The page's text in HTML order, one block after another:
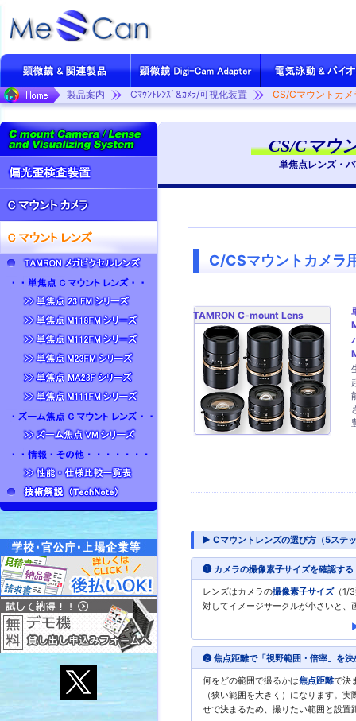
製品案内 Cﾏｳﾝﾄﾚﾝｽﾞ&ｶﾒﾗ/可視化装置 CS/Cマウントカ
CS/Cマウ
単焦点レンズ・
C/CSマウントカメラ
TAMRON C-mount Lens
▶ Cマウントレンズの選び方（5ステ
❶ カメラの撮像素子サイズを確認する
レンズはカメラの撮像素子サイズ（1/
対してイメージサークルが小さいと
❷ 焦点距離で「視野範囲・倍率」を決
何をどの範囲で撮るかは焦点距離で決
（狭い範囲を大きく）になります。
せで決まるため、撮りたい範囲と設置